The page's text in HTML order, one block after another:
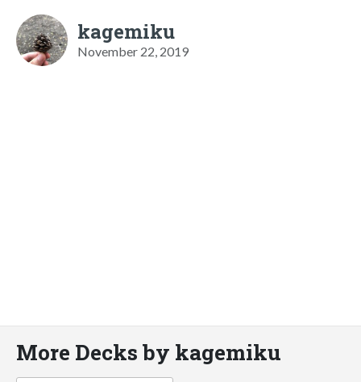
kagemiku
November 22, 2019
More Decks by kagemiku